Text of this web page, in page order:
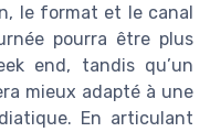
le format et le canal
pourra être plus
end, tandis qu’un
mieux adapté à une
En articulant